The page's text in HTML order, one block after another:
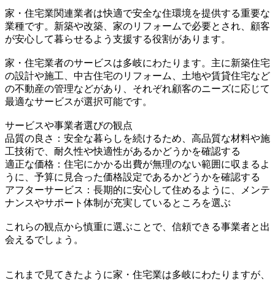
家・住宅業関連業者は快適で安全な住環境を提供する重要な
業種です。新築や改築、家のリフォームで必要とされ、顧客
が安心して暮らせるよう支援する役割があります。
家・住宅業者のサービスは多岐にわたります。主に新築住宅
の設計や施工、中古住宅のリフォーム、土地や賃貸住宅など
の不動産の管理などがあり、それぞれ顧客のニーズに応じて
最適なサービスが選択可能です。
サービスや事業者選びの観点
品質の良さ：安全な暮らしを続けるため、高品質な材料や施
工技術で、耐久性や快適性があるかどうかを確認する
適正な価格：住宅にかかる出費が無理のない範囲に収まるよ
うに、予算に見合った価格設定であるかどうかを確認する
アフターサービス：長期的に安心して住めるように、メンテ
ナンスやサポート体制が充実しているところを選ぶ
これらの観点から慎重に選ぶことで、信頼できる事業者と出
会えるでしょう。
これまで見てきたように家・住宅業は多岐にわたりますが、